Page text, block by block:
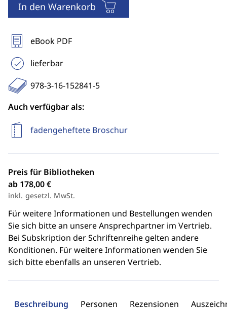
In den Warenkorb
eBook PDF
lieferbar
978-3-16-152841-5
Auch verfügbar als:
fadengeheftete Broschur
Preis für Bibliotheken
ab 178,00 €
inkl. gesetzl. MwSt.
Für weitere Informationen und Bestellungen wenden
Sie sich bitte an unsere Ansprechpartner im Vertrieb.
Bei Subskription der Schriftenreihe gelten andere
Konditionen. Für weitere Informationen wenden Sie
sich bitte ebenfalls an unseren Vertrieb.
Beschreibung Personen Rezensionen